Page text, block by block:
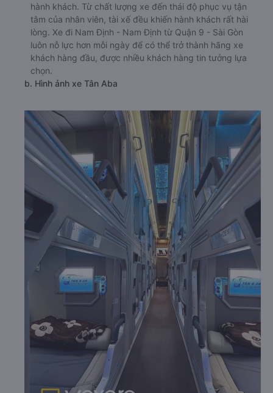
hành khách. Từ chất lượng xe đến thái độ phục vụ tận
tâm của nhân viên, tài xế đều khiến hành khách rất hài
lòng. Xe đi Nam Định - Nam Định từ Quận 9 - Sài Gòn
luôn nỗ lực hơn mỗi ngày để có thể trở thành hãng xe
khách hàng đầu, được nhiều khách hàng tin tưởng lựa
chọn.
b. Hình ảnh xe Tân Aba